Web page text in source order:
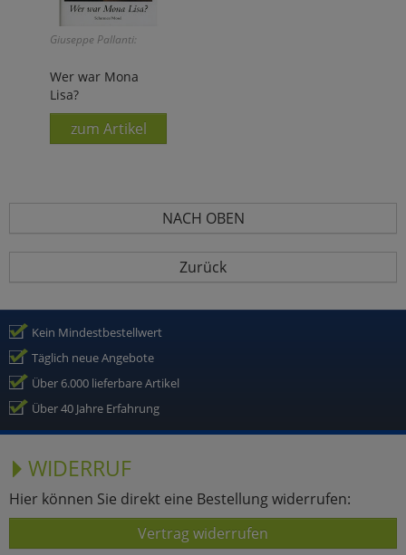
Giuseppe Pallanti:
Wer war Mona
Lisa?
zum Artikel
NACH OBEN
Zurück
Kein Mindestbestellwert
Täglich neue Angebote
Über 6.000 lieferbare Artikel
Über 40 Jahre Erfahrung
WIDERRUF
Hier können Sie direkt eine Bestellung widerrufen:
Vertrag widerrufen